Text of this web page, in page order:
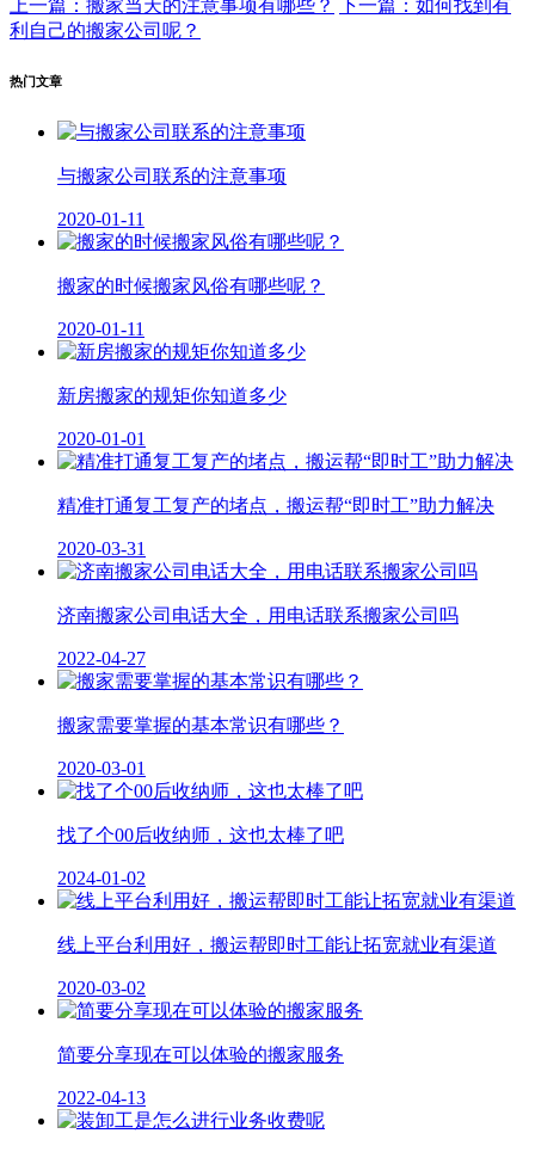
上一篇：搬家当天的注意事项有哪些？
下一篇：如何找到有
利自己的搬家公司呢？
热门文章
与搬家公司联系的注意事项
2020-01-11
搬家的时候搬家风俗有哪些呢？
2020-01-11
新房搬家的规矩你知道多少
2020-01-01
精准打通复工复产的堵点，搬运帮“即时工”助力解决
2020-03-31
济南搬家公司电话大全，用电话联系搬家公司吗
2022-04-27
搬家需要掌握的基本常识有哪些？
2020-03-01
找了个00后收纳师，这也太棒了吧
2024-01-02
线上平台利用好，搬运帮即时工能让拓宽就业有渠道
2020-03-02
简要分享现在可以体验的搬家服务
2022-04-13